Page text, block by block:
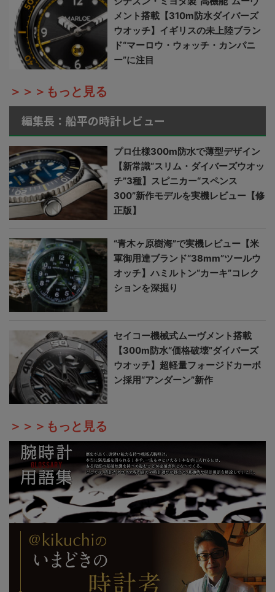
メント搭載【310m防水ダイバーズ
ウオッチ】イギリスの未上陸ブラン
ド“マーロウ・ウォッチ・カンパニ
ー”に注目
＞＞＞もっと見る
編集長：船平の時計レビュー
プロ仕様300m防水で薄型デザイン
【新常識“スリム・ダイバーズウオッ
チ”3種】スピニカー“スペンス
300”新作モデルを実機レビュー【修
正版】
“青木ヶ原樹海”で実機レビュー【米
軍御用達ブランド“38mm”ツールウ
オッチ】ハミルトン“カーキ”コレク
ションを深掘り
セイコー機械式ムーヴメント搭載
【300m防水“価格破壊”ダイバーズ
ウオッチ】超軽量フォージドカーボ
ン採用“アンダーン”新作
＞＞＞もっと見る